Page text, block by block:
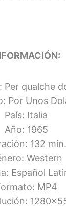
Per qualche
Por Unos
País: Italia
Año: 1965
132 min.
Western
Español
MP4